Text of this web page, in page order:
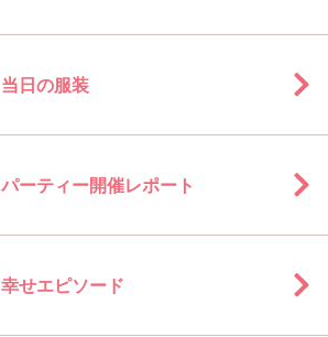
当日の服装
パーティー開催レポート
幸せエピソード